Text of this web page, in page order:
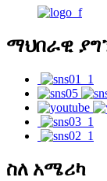
ማህበራዊ
ስለ አሜሪካ